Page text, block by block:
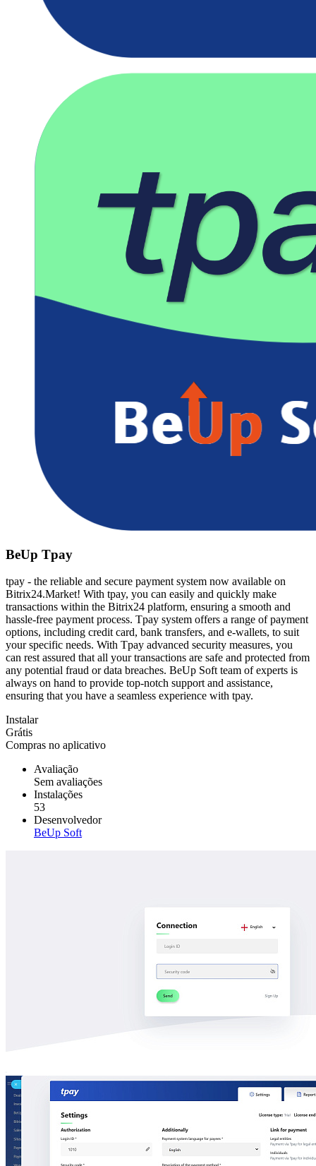
BeUp Tpay
tpay - the reliable and secure payment system now available on
Bitrix24.Market! With tpay, you can easily and quickly make
transactions within the Bitrix24 platform, ensuring a smooth and
hassle-free payment process. Tpay system offers a range of payment
options, including credit card, bank transfers, and e-wallets, to suit
your specific needs. With Tpay advanced security measures, you
can rest assured that all your transactions are safe and protected from
any potential fraud or data breaches. BeUp Soft team of experts is
always on hand to provide top-notch support and assistance,
ensuring that you have a seamless experience with tpay.
Instalar
Grátis
Compras no aplicativo
Avaliação
Sem avaliações
Instalações
53
Desenvolvedor
BeUp Soft